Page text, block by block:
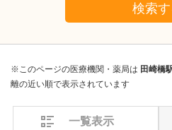
検索す
※このページの医療機関・薬局は 田崎橋
離の近い順で表示されています
一覧表示